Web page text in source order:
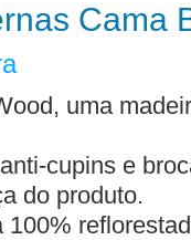
Cama
uma
cupins e
do produto.